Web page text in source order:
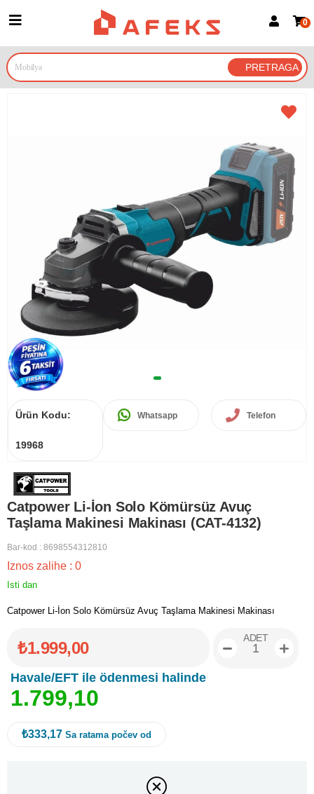
Prijava za članove
Prijavite se Google nalogom
0
Ürün Kodu:
19968
Whatsapp Telefon
Catpower Li-İon Solo Kömürsüz Avuç
Taşlama Makinesi Makinası (CAT-4132)
Bar-kod : 8698554312810
Iznos zalihe : 0
Isti dan
Catpower Li-İon Solo Kömürsüz Avuç Taşlama Makinesi Makinası
₺1.999,00
Havale/EFT ile ödenmesi halinde
1.799,10
ADET
₺333,17 Sa ratama počev od